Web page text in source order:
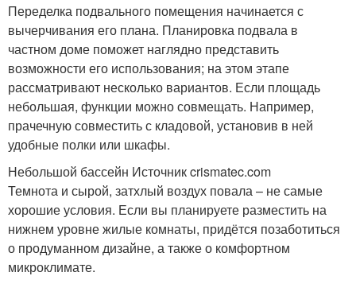
Переделка подвального помещения начинается с
вычерчивания его плана. Планировка подвала в
частном доме поможет наглядно представить
возможности его использования; на этом этапе
рассматривают несколько вариантов. Если площадь
небольшая, функции можно совмещать. Например,
прачечную совместить с кладовой, установив в ней
удобные полки или шкафы.
Небольшой бассейн Источник crismatec.com
Темнота и сырой, затхлый воздух повала – не самые
хорошие условия. Если вы планируете разместить на
нижнем уровне жилые комнаты, придётся позаботиться
о продуманном дизайне, а также о комфортном
микроклимате.